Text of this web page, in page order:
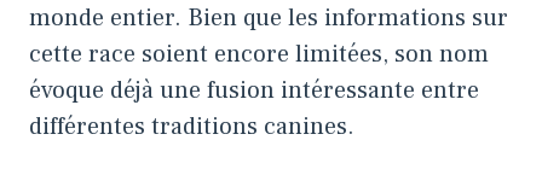
monde entier. Bien que les informations sur
cette race soient encore limitées, son nom
évoque déjà une fusion intéressante entre
différentes traditions canines.